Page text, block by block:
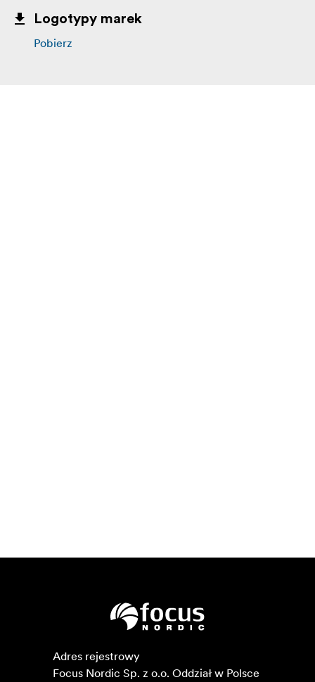
Logotypy marek
Pobierz
Adres rejestrowy
Focus Nordic Sp. z o.o. Oddział w Polsce